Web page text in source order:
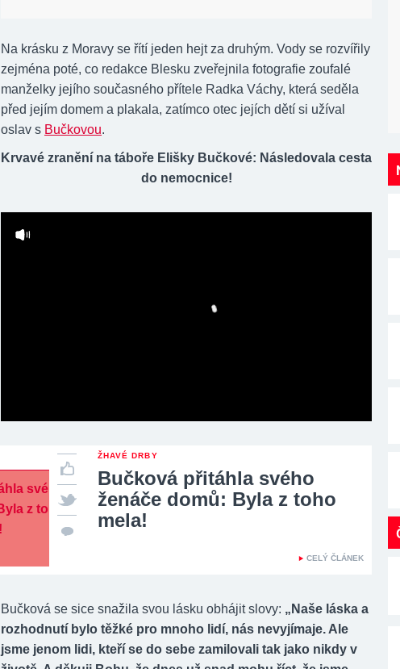
Na krásku z Moravy se řítí jeden hejt za druhým. Vody se rozvířily
zejména poté, co redakce Blesku zveřejnila fotografie zoufalé
manželky jejího současného přítele Radka Váchy, která seděla
před jejím domem a plakala, zatímco otec jejích dětí si užíval
oslav s Bučkovou.
Krvavé zranění na táboře Elišky Bučkové: Následovala cesta
do nemocnice!
ŽHAVÉ DRBY
Bučková přitáhla svého
ženáče domů: Byla z toho
mela!
CELÝ ČLÁNEK
Bučková se sice snažila svou lásku obhájit slovy: „Naše láska a
rozhodnutí bylo těžké pro mnoho lidí, nás nevyjímaje. Ale
jsme jenom lidi, kteří se do sebe zamilovali tak jako nikdy v